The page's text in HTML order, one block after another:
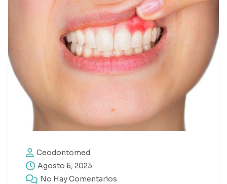
Ceodontomed
Agosto 6, 2023
No Hay Comentarios